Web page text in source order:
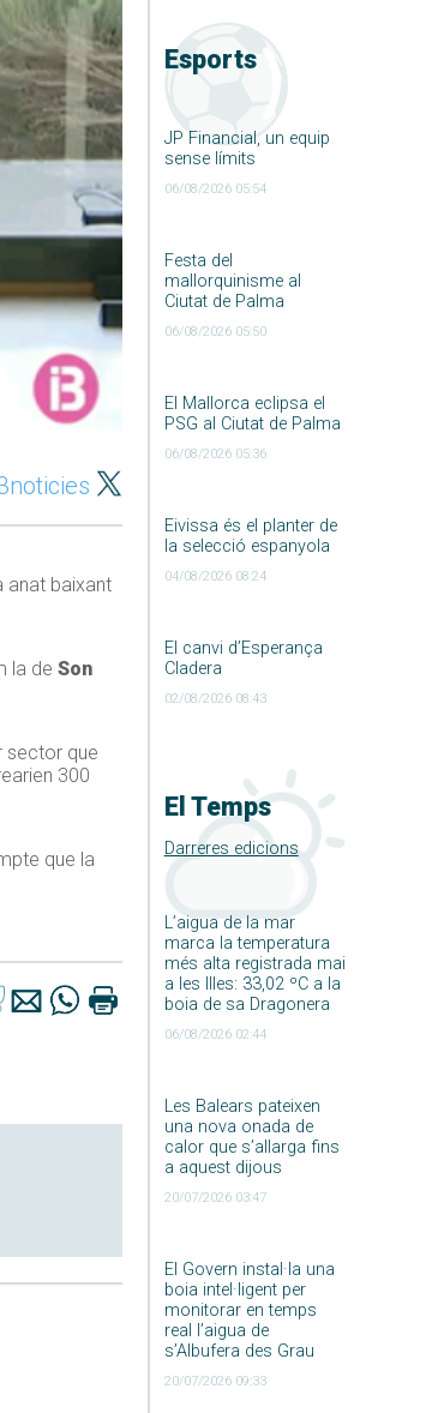
Esports
JP Financial, un equip
sense límits
06/08/2026 05:54
Festa del
mallorquinisme al
Ciutat de Palma
06/08/2026 05:50
El Mallorca eclipsa el
PSG al Ciutat de Palma
06/08/2026 05:36
Eivissa és el planter de
la selecció espanyola
04/08/2026 08:24
El canvi d’Esperança
Cladera
02/08/2026 08:43
El Temps
Darreres edicions
L’aigua de la mar
marca la temperatura
més alta registrada mai
a les Illes: 33,02 ºC a la
boia de sa Dragonera
06/08/2026 02:44
Les Balears pateixen
una nova onada de
calor que s’allarga fins
a aquest dijous
20/07/2026 03:47
El Govern instal·la una
boia intel·ligent per
monitorar en temps
real l’aigua de
s’Albufera des Grau
20/07/2026 09:33
anat baixant
la de Son
sector que
300
que la